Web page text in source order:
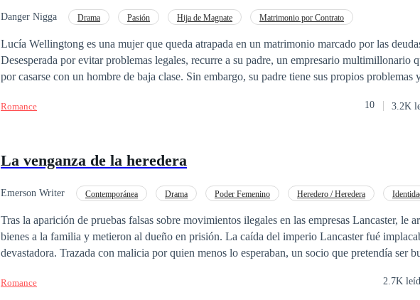
descubrirán que lo que los unió nunca desapareció… solo se volvió más peligroso. **Historias relacionadas**
Danger Nigga Drama Pasión Hija de Magnate Matrimonio por Contrato
Lucía Wellingtong es una mujer que queda atrapada en un matrimonio marcado por las
Desesperada por evitar problemas legales, recurre a su padre, un empresario multimillonario
por casarse con un hombre de baja clase. Sin embargo, su padre tiene sus propios problemas
Mientras Lucía navega por este nuevo acuerdo, se enfrenta a la difícil tarea de cumplir con el
Romance 10 3.2K
La venganza de la heredera
Emerson Writer Contemporánea Drama Poder Femenino Heredero / Heredera
Tras la aparición de pruebas falsas sobre movimientos ilegales en las empresas Lancaster, le
bienes a la familia y metieron al dueño en prisión. La caída del imperio Lancaster fué implacable y
devastadora. Trazada con malicia por quien menos lo esperaban, un socio que pretendía ser
padres quienes no soportaron la horrible situación que los había arrasado como un huracán. Lo único que ella
Romance 2.7K